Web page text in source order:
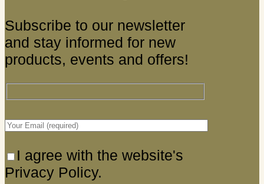
Subscribe to our newsletter
and stay informed for new
products, events and offers!
I agree with the website's
Privacy Policy.